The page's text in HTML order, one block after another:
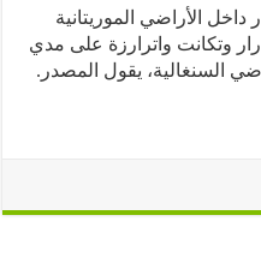
الموريتانية
واترارزة على مدي
يقول المصدر.